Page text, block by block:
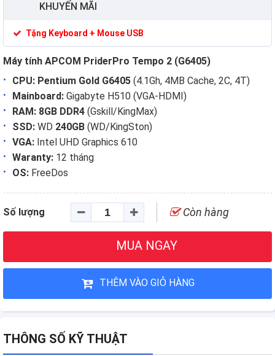
KHUYẾN MÃI
Tặng Keyboard + Mouse USB
​​​​​​​Máy tính APCOM PriderPro Tempo 2 (G6405)
CPU: Pentium Gold G6405 (4.1Gh, 4MB Cache, 2C, 4T)
Mainboard: Gigabyte H510 (VGA-HDMI)
RAM: 8GB DDR4 (Gskill/KingMax)
SSD: WD 240GB (WD/KingSton)
VGA: Intel UHD Graphics 610
Waranty: 12 tháng
OS: FreeDos
Số lượng Còn hàng
MUA NGAY
THÊM VÀO GIỎ HÀNG
THÔNG SỐ KỸ THUẬT